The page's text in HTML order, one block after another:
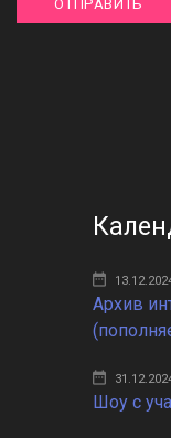
ОТПРАВИТЬ
Архив
Шоу с